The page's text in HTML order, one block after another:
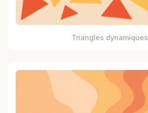
Triangles dynamiques